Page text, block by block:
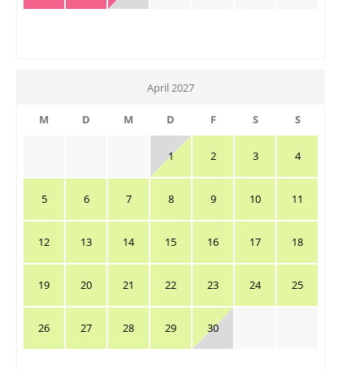
April 2027
M D M D F S S
1 2 3 4
5 6 7 8 9 10 11
12 13 14 15 16 17 18
19 20 21 22 23 24 25
26 27 28 29 30